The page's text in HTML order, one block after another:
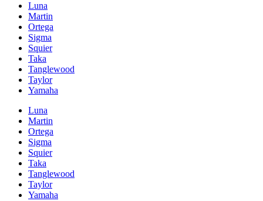
Luna
Martin
Ortega
Sigma
Squier
Taka
Tanglewood
Taylor
Yamaha
Luna
Martin
Ortega
Sigma
Squier
Taka
Tanglewood
Taylor
Yamaha